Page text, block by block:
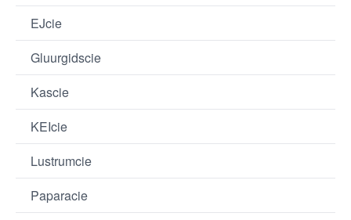
EJcie
Gluurgidscie
Kascie
KEIcie
Lustrumcie
Paparacie